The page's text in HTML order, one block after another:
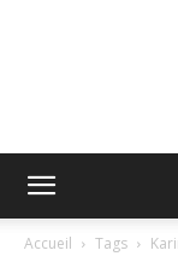
Accueil Tags